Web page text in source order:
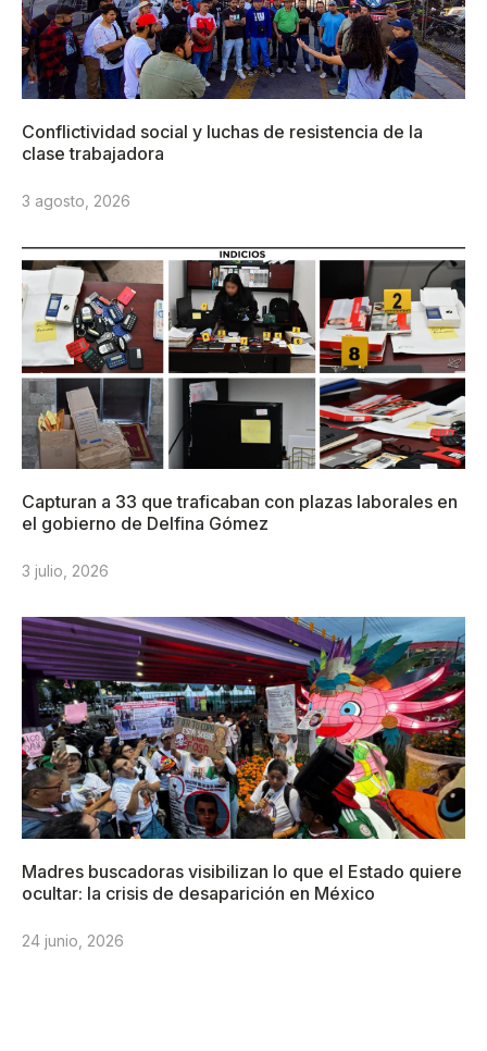
Conflictividad social y luchas de resistencia de la
clase trabajadora
3 agosto, 2026
Capturan a 33 que traficaban con plazas laborales en
el gobierno de Delfina Gómez
3 julio, 2026
Madres buscadoras visibilizan lo que el Estado quiere
ocultar: la crisis de desaparición en México
24 junio, 2026